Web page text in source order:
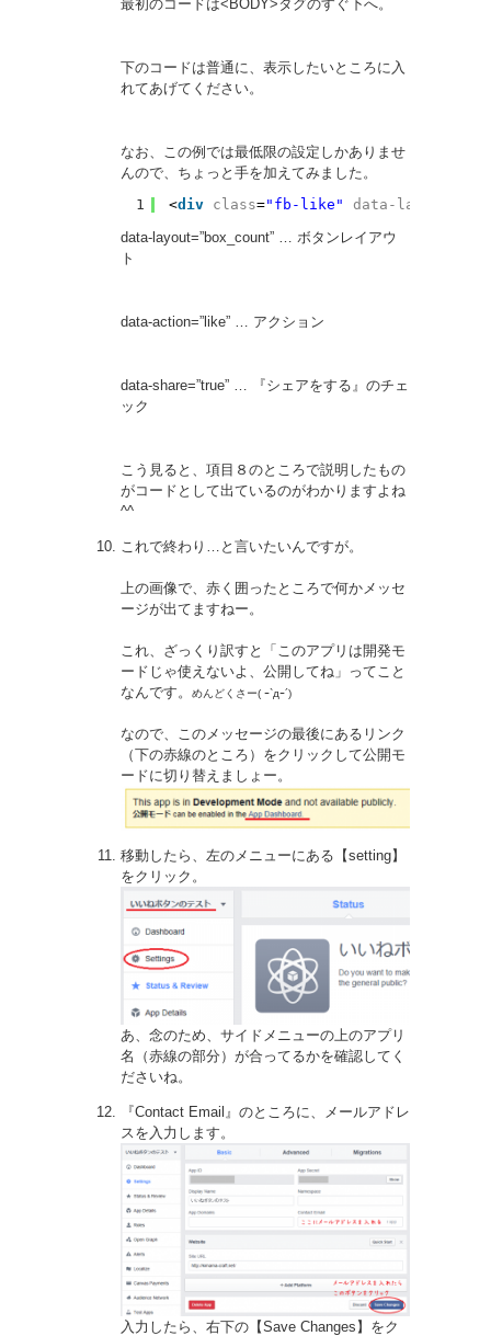
最初のコードは<BODY>タグのすぐ下へ。
下のコードは普通に、表示したいところに入
れてあげてください。
なお、この例では最低限の設定しかありませ
んので、ちょっと手を加えてみました。
1
<div class="fb-like" data-layout
data-layout=”box_count” … ボタンレイアウ
ト
data-action=”like” … アクション
data-share=”true” … 『シェアをする』のチェ
ック
こう見ると、項目８のところで説明したもの
がコードとして出ているのがわかりますよね
^^
これで終わり…と言いたいんですが。
上の画像で、赤く囲ったところで何かメッセ
ージが出てますねー。
これ、ざっくり訳すと「このアプリは開発モ
ードじゃ使えないよ、公開してね」ってこと
なんです。
めんどくさー( ｰ`дｰ´)
なので、このメッセージの最後にあるリンク
（下の赤線のところ）をクリックして公開モ
ードに切り替えましょー。
移動したら、左のメニューにある【setting】
をクリック。
あ、念のため、サイドメニューの上のアプリ
名（赤線の部分）が合ってるかを確認してく
ださいね。
『Contact Email』のところに、メールアドレ
スを入力します。
入力したら、右下の【Save Changes】をク